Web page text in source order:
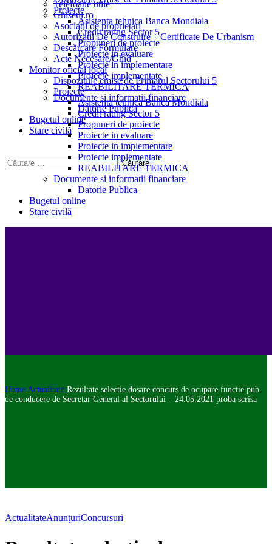
Proiecte
Asistenta tehnica Banca Mondiala
Credit rating Sector 5
Propuneri de proiecte
Proiecte in evaluare
Proiecte in implementare
Proiecte implementate
REABILITARE TERMICA
Documente si informatii financiare
Datorie Publica
Bugetul online
Stare civilă
Telefoane utile
Ghișeul.ro
Asociații de proprietari
Autorizații De Construire – Certificate De Urbanism
Descărcare Formulare
Acte Necesare/Ghid
Monitor oficial local
Dispozitiile emise de Primarul Sectorului 5
Proiecte
Asistenta tehnica Banca Mondiala
Credit rating Sector 5
Propuneri de proiecte
Proiecte in evaluare
Proiecte in implementare
Proiecte implementate
REABILITARE TERMICA
Documente si informatii financiare
Datorie Publica
Bugetul online
Stare civilă
Home Actualitate Rezultate selectie dosare concurs de ocupare functie pub.
de conducere de Secretar General al Sectorului – 24.05.2021 proba scrisa
ActualitateAnunțuriConcursuri